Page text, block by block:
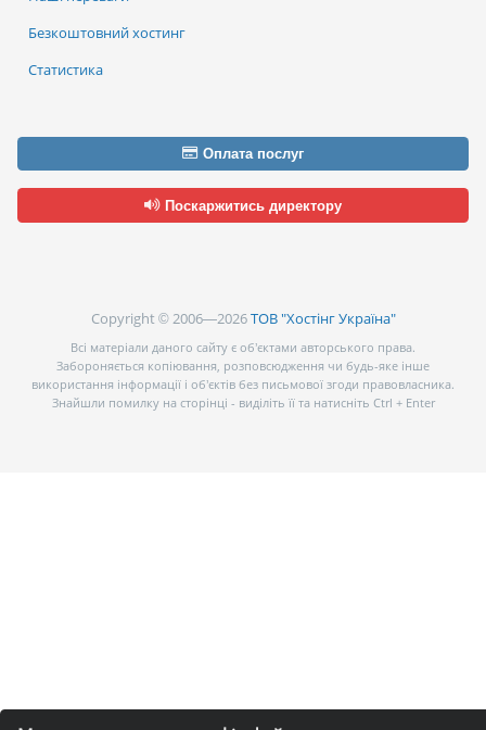
Безкоштовний хостинг
Статистика
Оплата послуг
Поскаржитись директору
Copyright © 2006—2026ТОВ "Хостінг Україна"
Всі матеріали даного сайту є об’єктами авторського права.
Забороняється копіювання, розповсюдження чи будь-яке інше
використання інформації і об’єктів без письмової згоди правовласника.
Знайшли помилку на сторінці - виділіть її та натисніть Ctrl + Enter